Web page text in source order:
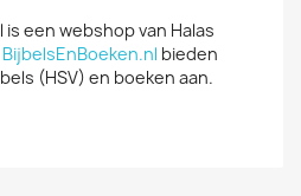
is een webshop van Halas
BijbelsEnBoeken.nl bieden
(HSV) en boeken aan.